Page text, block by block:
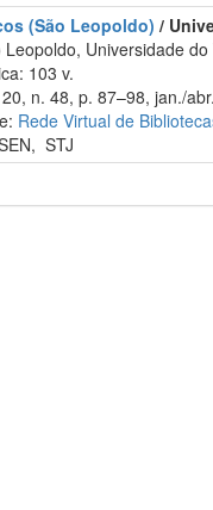
(São Leopoldo) /
Universidade
103 v.
n. 48, p. 87–98, jan./
Rede Virtual de
,STJ